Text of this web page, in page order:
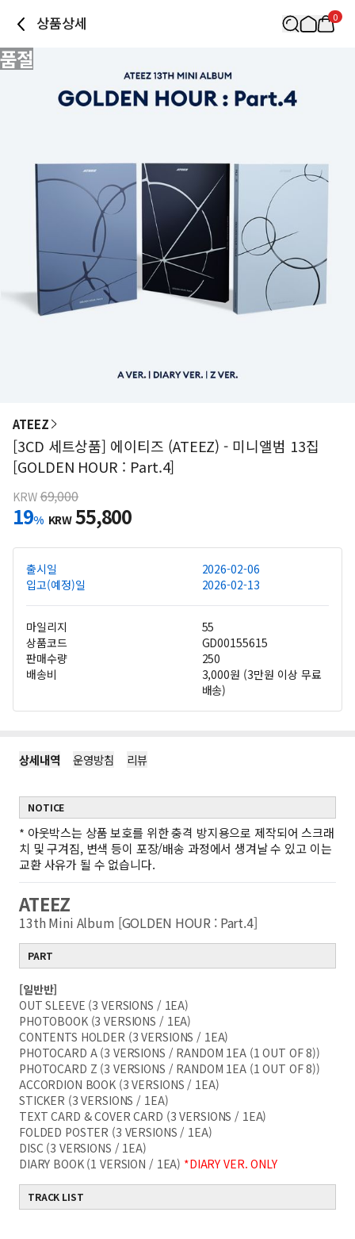
상품상세 0
품절
ATEEZ
[3CD 세트상품] 에이티즈 (ATEEZ) - 미니앨범 13집
[GOLDEN HOUR : Part.4]
KRW 69,000
19% KRW 55,800
출시일
2026-02-06
입고(예정)일
2026-02-13
마일리지
55
상품코드
GD00155615
판매수량
250
배송비
3,000원 (3만원 이상 무료
배송)
상세내역 운영방침 리뷰
NOTICE
* 아웃박스는 상품 보호를 위한 충격 방지용으로 제작되어 스크래
치 및 구겨짐, 변색 등이 포장/배송 과정에서 생겨날 수 있고 이는
교환 사유가 될 수 없습니다.
ATEEZ
13th Mini Album [GOLDEN HOUR : Part.4]
PART
[일반반]
OUT SLEEVE (3 VERSIONS / 1EA)
PHOTOBOOK (3 VERSIONS / 1EA)
CONTENTS HOLDER (3 VERSIONS / 1EA)
PHOTOCARD A (3 VERSIONS / RANDOM 1EA (1 OUT OF 8))
PHOTOCARD Z (3 VERSIONS / RANDOM 1EA (1 OUT OF 8))
ACCORDION BOOK (3 VERSIONS / 1EA)
STICKER (3 VERSIONS / 1EA)
TEXT CARD & COVER CARD (3 VERSIONS / 1EA)
FOLDED POSTER (3 VERSIONS / 1EA)
DISC (3 VERSIONS / 1EA)
DIARY BOOK (1 VERSION / 1EA) *DIARY VER. ONLY
TRACK LIST